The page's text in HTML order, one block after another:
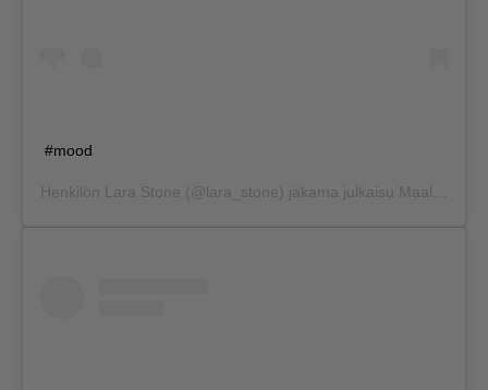
#mood
Henkilön Lara Stone (@lara_stone) jakama julkaisu Maalis 13, 2018 kello 5.35 PDT